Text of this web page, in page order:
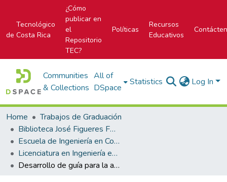
Tecnológico
de Costa Rica
¿Cómo
publicar en
el
Repositorio
TEC?
Políticas
Recursos
Educativos
Communities
& Collections
All of
DSpace
Statistics Log In
Home
Trabajos de Graduación
Biblioteca José Figueres Ferrer
Escuela de Ingeniería en Construcción
Licenciatura en Ingeniería en Construcción
Desarrollo de guía para la aceptación de procesos constructivos para la elaboración de viviendas en la empresa Desarrollos Técnicos S.A